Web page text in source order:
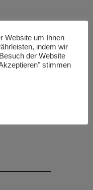
Website um Ihnen
indem wir
der Website
stimmen